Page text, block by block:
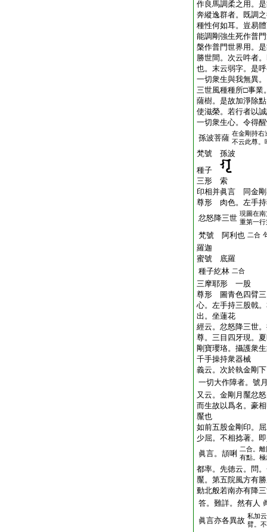
作良馬調柔之用。
奔縱逸群者。既調
種性何如耳。豈易
能調剛強生死作普
槃作普門世界用。
勝世間。次云吽者
也。末云弱字。是
一切衆生與我無異
三世風種種所□事業
薩樹。是故加淨除
使滋榮。若行者以
一切衆生心。令得
孫波菩薩 在金剛持右
不云此尊。
梵號 孫波
種子
三形 索
印相并眞言 同金
尊形 肉色。左手持
忿怒降三世 現圖在
重第一行
梵號 阿利也 二合
羅迦
蜜號 底羅
種子紇林 二合
三摩耶形 一股
尊形 圖青色四臂三
心。左手持三股戟
出。坐蓮花
經云。忿怒降三世
尊。三目四牙現。
剛寶瓔珞。攝護衆
千手操持衆器械
義云。次於執金剛
一切大作障者。號
又云。金剛月黶忿
而生故以爲名。豪
黶也
如前五股金剛印。
少屈。不相捻著。
眞言。頡唎 二合。
有點。
都率。先徳云。問
黶。第五院風方有
動北般若南亦有降
答。難詳。然有人
眞言亦各異故 私加
臂。